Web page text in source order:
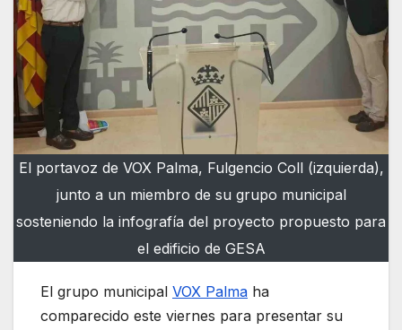
El portavoz de VOX Palma, Fulgencio Coll (izquierda),
junto a un miembro de su grupo municipal
sosteniendo la infografía del proyecto propuesto para
el edificio de GESA
El grupo municipal VOX Palma ha
comparecido este viernes para presentar su